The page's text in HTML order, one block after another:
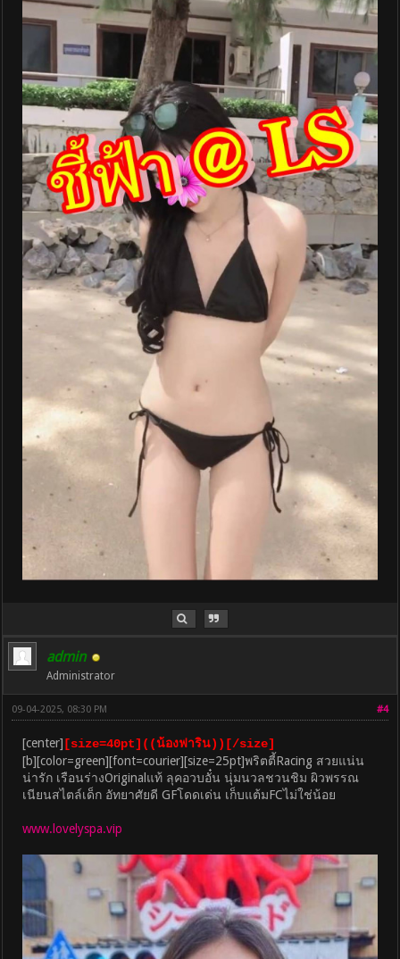
admin
Administrator
#4
09-04-2025, 08:30 PM
[center] [size=40pt]((น้องฟาริน))[/size]
[b][color=green][font=courier][size=25pt]พริตตี้Racing สวยแน่น
น่ารัก เรือนร่างOriginalแท้ ลุคอวบอั๋น นุ่มนวลชวนชิม ผิวพรรณ
เนียนสไตล์เด็ก อัทยาศัยดี GFโดดเด่น เก็บแต้มFCไม่ใช่น้อย
www.lovelyspa.vip